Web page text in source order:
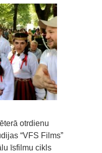
otrdienu
“VFS Films”
īsfilmu cikls